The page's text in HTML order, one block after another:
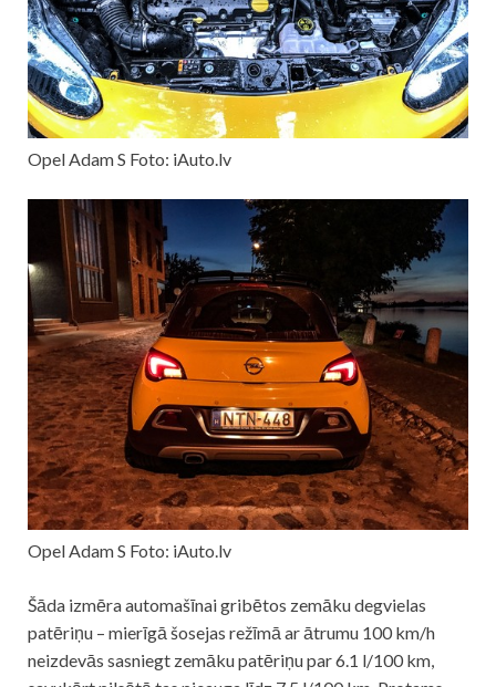
Opel Adam S Foto: iAuto.lv
Opel Adam S Foto: iAuto.lv
Šāda izmēra automašīnai gribētos zemāku degvielas
patēriņu – mierīgā šosejas režīmā ar ātrumu 100 km/h
neizdevās sasniegt zemāku patēriņu par 6.1 l/100 km,